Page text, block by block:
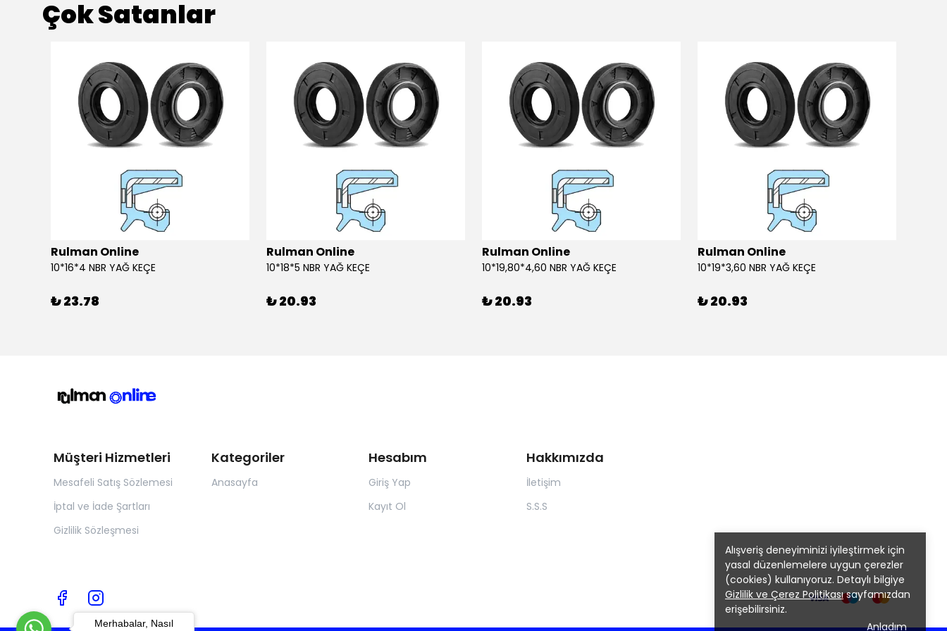
Alışveriş deneyiminizi iyileştirmek için
yasal düzenlemelere uygun çerezler
(cookies) kullanıyoruz. Detaylı bilgiye
Gizlilik ve Çerez Politikasısayfamızdan
erişebilirsiniz.
Anladım
Çok Satanlar
Rulman Online
10*16*4 NBR YAĞ KEÇE
₺ 23.78
Rulman Online
10*18*5 NBR YAĞ KEÇE
₺ 20.93
Rulman Online
10*19,80*4,60 NBR YAĞ KEÇE
₺ 20.93
Rulman Online
10*19*3,60 NBR YAĞ KEÇE
₺ 20.93
Müşteri Hizmetleri
Mesafeli Satış Sözlemesi
İptal ve İade Şartları
Gizlilik Sözleşmesi
Kategoriler
Anasayfa
Hesabım
Giriş Yap
Kayıt Ol
Hakkımızda
İletişim
S.S.S
Merhabalar, Nasıl